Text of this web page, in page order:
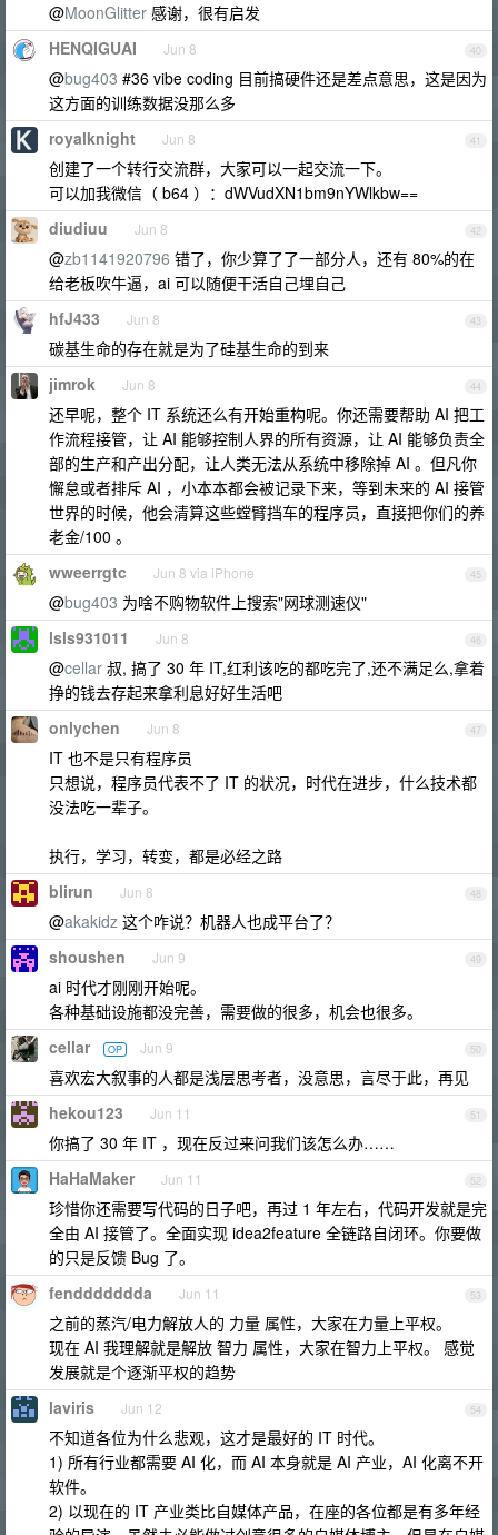
@MoonGlitter 感谢，很有启发
40
HENQIGUAI Jun 8
@bug403 #36 vibe coding 目前搞硬件还是差点意思，这是因为
这方面的训练数据没那么多
41
royalknight Jun 8
创建了一个转行交流群，大家可以一起交流一下。
可以加我微信（ b64 ）：dWVudXN1bm9nYWlkbw==
42
diudiuu Jun 8
@zb1141920796 错了，你少算了了一部分人，还有 80%的在
给老板吹牛逼，ai 可以随便干活自己埋自己
43
hfJ433 Jun 8
碳基生命的存在就是为了硅基生命的到来
44
jimrok Jun 8
还早呢，整个 IT 系统还么有开始重构呢。你还需要帮助 AI 把工
作流程接管，让 AI 能够控制人界的所有资源，让 AI 能够负责全
部的生产和产出分配，让人类无法从系统中移除掉 AI 。但凡你
懈怠或者排斥 AI ，小本本都会被记录下来，等到未来的 AI 接管
世界的时候，他会清算这些螳臂挡车的程序员，直接把你们的养
老金/100 。
45
wweerrgtc Jun 8 via iPhone
@bug403 为啥不购物软件上搜索"网球测速仪"
46
lsls931011 Jun 8
@cellar 叔, 搞了 30 年 IT,红利该吃的都吃完了,还不满足么,拿着
挣的钱去存起来拿利息好好生活吧
47
onlychen Jun 8
IT 也不是只有程序员
只想说，程序员代表不了 IT 的状况，时代在进步，什么技术都
没法吃一辈子。
执行，学习，转变，都是必经之路
48
blirun Jun 8
@akakidz 这个咋说？机器人也成平台了？
49
shoushen Jun 9
ai 时代才刚刚开始呢。
各种基础设施都没完善，需要做的很多，机会也很多。
50
cellar OP Jun 9
喜欢宏大叙事的人都是浅层思考者，没意思，言尽于此，再见
51
hekou123 Jun 11
你搞了 30 年 IT ，现在反过来问我们该怎么办……
52
HaHaMaker Jun 11
珍惜你还需要写代码的日子吧，再过 1 年左右，代码开发就是完
全由 AI 接管了。全面实现 idea2feature 全链路自闭环。你要做
的只是反馈 Bug 了。
53
fenddddddda Jun 11
之前的蒸汽/电力解放人的 力量 属性，大家在力量上平权。
现在 AI 我理解就是解放 智力 属性，大家在智力上平权。 感觉
发展就是个逐渐平权的趋势
54
laviris Jun 12
不知道各位为什么悲观，这才是最好的 IT 时代。
1) 所有行业都需要 AI 化，而 AI 本身就是 AI 产业，AI 化离不开
软件。
2) 以现在的 IT 产业类比自媒体产品，在座的各位都是有多年经